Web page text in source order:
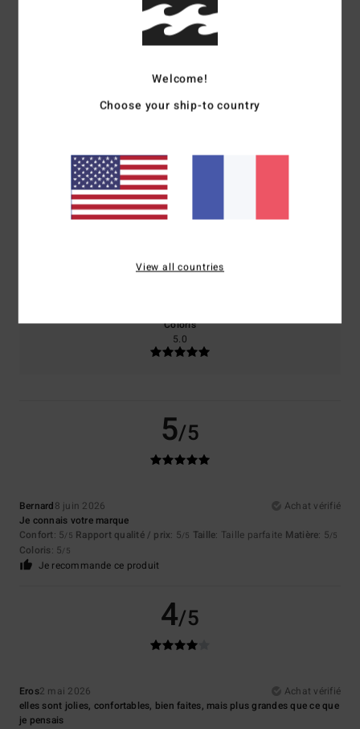
Note moyenne
4.5/5
Confort
5.0
Coloris
5.0
5/5
Bernard8 juin 2026
Achat vérifié
Je connais votre marque
Confort: 5/5 Rapport qualité / prix: 5/5 Taille: Taille parfaite Matière: 5/5
Coloris: 5/5
Je recommande ce produit
4/5
Eros2 mai 2026
Achat vérifié
elles sont jolies, confortables, bien faites, mais plus grandes que ce que
je pensais
Welcome!
Choose your ship-to country
View all countries